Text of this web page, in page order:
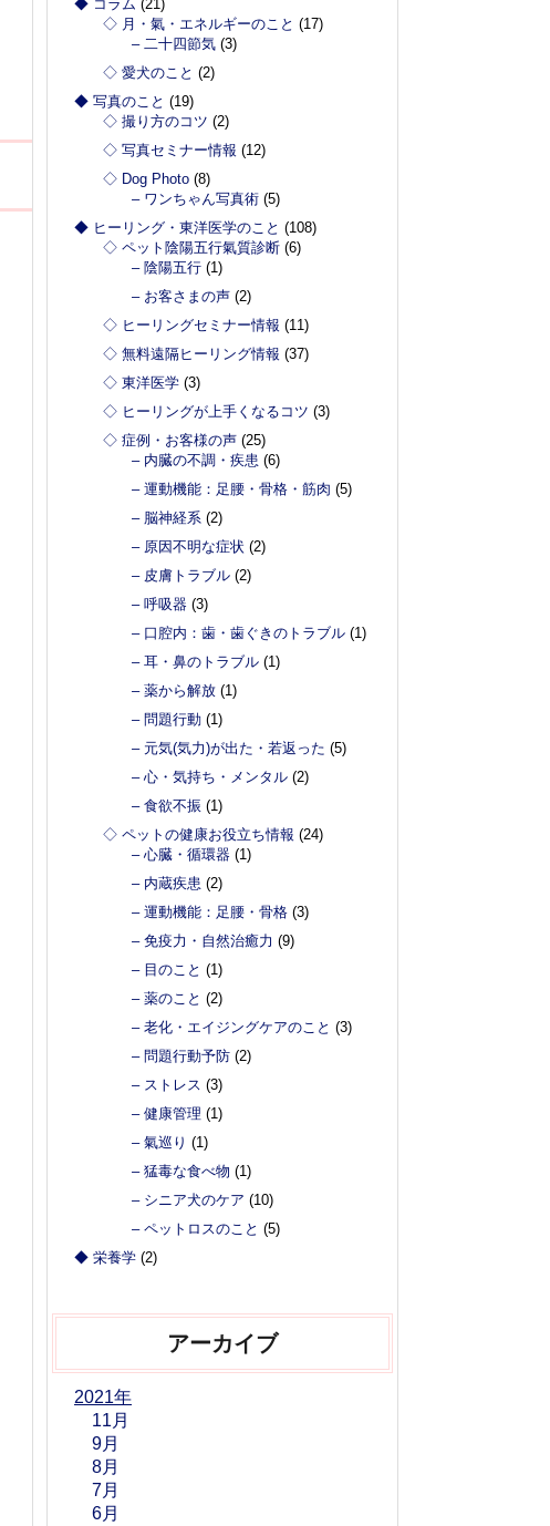
◆ コラム (21)
◇ 月・氣・エネルギーのこと (17)
– 二十四節気 (3)
◇ 愛犬のこと (2)
◆ 写真のこと (19)
◇ 撮り方のコツ (2)
◇ 写真セミナー情報 (12)
◇ Dog Photo (8)
– ワンちゃん写真術 (5)
◆ ヒーリング・東洋医学のこと (108)
◇ ペット陰陽五行氣質診断 (6)
– 陰陽五行 (1)
– お客さまの声 (2)
◇ ヒーリングセミナー情報 (11)
◇ 無料遠隔ヒーリング情報 (37)
◇ 東洋医学 (3)
◇ ヒーリングが上手くなるコツ (3)
◇ 症例・お客様の声 (25)
– 内臓の不調・疾患 (6)
– 運動機能：足腰・骨格・筋肉 (5)
– 脳神経系 (2)
– 原因不明な症状 (2)
– 皮膚トラブル (2)
– 呼吸器 (3)
– 口腔内：歯・歯ぐきのトラブル (1)
– 耳・鼻のトラブル (1)
– 薬から解放 (1)
– 問題行動 (1)
– 元気(気力)が出た・若返った (5)
– 心・気持ち・メンタル (2)
– 食欲不振 (1)
◇ ペットの健康お役立ち情報 (24)
– 心臓・循環器 (1)
– 内蔵疾患 (2)
– 運動機能：足腰・骨格 (3)
– 免疫力・自然治癒力 (9)
– 目のこと (1)
– 薬のこと (2)
– 老化・エイジングケアのこと (3)
– 問題行動予防 (2)
– ストレス (3)
– 健康管理 (1)
– 氣巡り (1)
– 猛毒な食べ物 (1)
– シニア犬のケア (10)
– ペットロスのこと (5)
◆ 栄養学 (2)
アーカイブ
2021年
11月
9月
8月
7月
6月